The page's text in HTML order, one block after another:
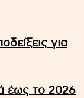
για
έως το 2026